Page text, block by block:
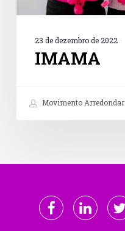
23 de dezembro de 2022
IMAMA
Movimento Arredondar